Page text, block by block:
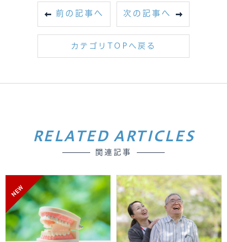
前の記事へ 次の記事へ
カテゴリTOPへ戻る
RELATED ARTICLES
関連記事
NEW